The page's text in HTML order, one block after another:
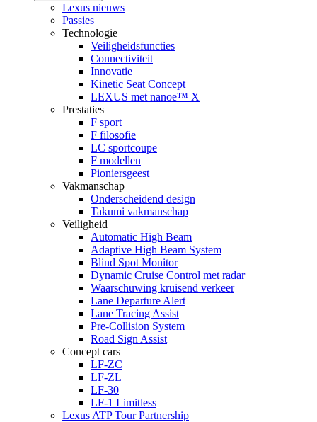
Lexus nieuws
Passies
Technologie
Veiligheidsfuncties
Connectiviteit
Innovatie
Kinetic Seat Concept
LEXUS met nanoe™ X
Prestaties
F sport
F filosofie
LC sportcoupe
F modellen
Pioniersgeest
Vakmanschap
Onderscheidend design
Takumi vakmanschap
Veiligheid
Automatic High Beam
Adaptive High Beam System
Blind Spot Monitor
Dynamic Cruise Control met radar
Waarschuwing kruisend verkeer
Lane Departure Alert
Lane Tracing Assist
Pre-Collision System
Road Sign Assist
Concept cars
LF-ZC
LF-ZL
LF-30
LF-1 Limitless
Lexus ATP Tour Partnership